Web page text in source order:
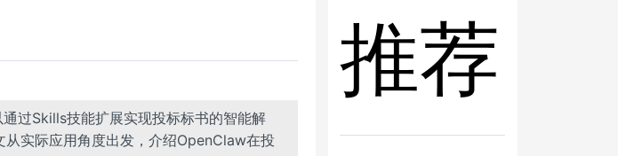
过Skills技能扩展实现投标标书的智能解
实际应用角度出发，介绍OpenClaw在投
推荐